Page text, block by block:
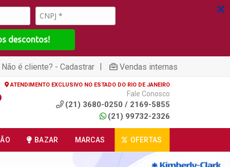
descontos!
Não é cliente? - Cadastrar | Vendas internas
ATENDIMENTO EXCLUSIVO NO ESTADO DO RIO DE JANEIRO
Fale Conosco
(21) 3680-0250 / 2169-5855
(21) 99732-2326
BAZAR MARCAS OFERTAS